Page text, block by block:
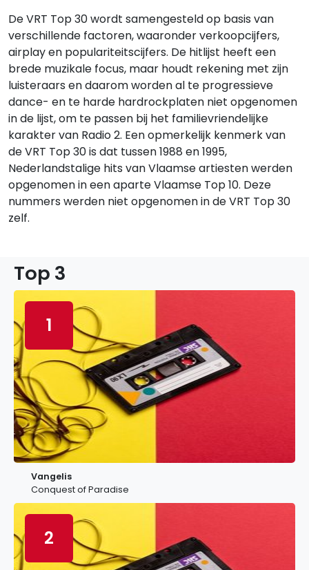
De VRT Top 30 wordt samengesteld op basis van
verschillende factoren, waaronder verkoopcijfers,
airplay en populariteitscijfers. De hitlijst heeft een
brede muzikale focus, maar houdt rekening met zijn
luisteraars en daarom worden al te progressieve
dance- en te harde hardrockplaten niet opgenomen
in de lijst, om te passen bij het familievriendelijke
karakter van Radio 2. Een opmerkelijk kenmerk van
de VRT Top 30 is dat tussen 1988 en 1995,
Nederlandstalige hits van Vlaamse artiesten werden
opgenomen in een aparte Vlaamse Top 10. Deze
nummers werden niet opgenomen in de VRT Top 30
zelf.
Top 3
1
Vangelis
Conquest of Paradise
2